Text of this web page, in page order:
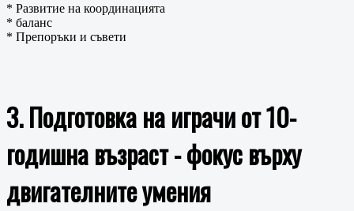
* Развитие на координацията
* баланс
* Препоръки и съвети
3. Подготовка на играчи от 10-
годишна възраст - фокус върху
двигателните умения